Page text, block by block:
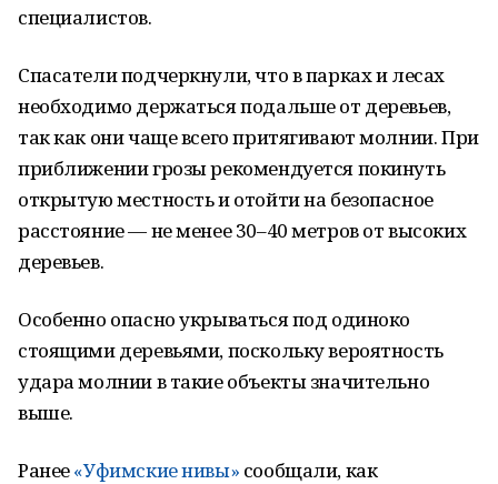
специалистов.
Спасатели подчеркнули, что в парках и лесах
необходимо держаться подальше от деревьев,
так как они чаще всего притягивают молнии. При
приближении грозы рекомендуется покинуть
открытую местность и отойти на безопасное
расстояние — не менее 30–40 метров от высоких
деревьев.
Особенно опасно укрываться под одиноко
стоящими деревьями, поскольку вероятность
удара молнии в такие объекты значительно
выше.
Ранее«Уфимские нивы» сообщали, как